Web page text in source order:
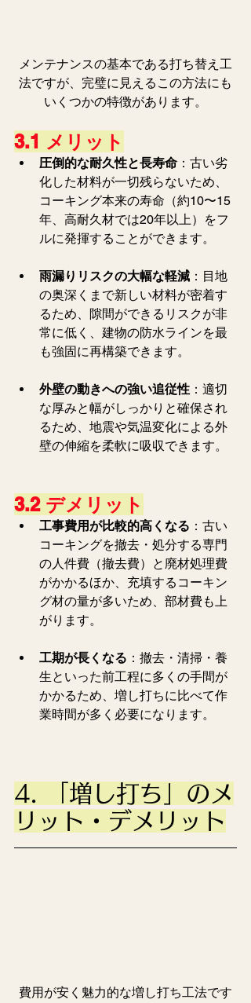
メンテナンスの基本である打ち替え工
法ですが、完璧に見えるこの方法にも
いくつかの特徴があります。
3.1 メリット
圧倒的な耐久性と長寿命 ：古い劣
化した材料が一切残らないため、
コーキング本来の寿命（約10〜15
年、高耐久材では20年以上）をフ
ルに発揮することができます。
雨漏りリスクの大幅な軽減 ：目地
の奥深くまで新しい材料が密着す
るため、隙間ができるリスクが非
常に低く、建物の防水ラインを最
も強固に再構築できます。
外壁の動きへの強い追従性 ：適切
な厚みと幅がしっかりと確保され
るため、地震や気温変化による外
壁の伸縮を柔軟に吸収できます。
3.2 デメリット
工事費用が比較的高くなる ：古い
コーキングを撤去・処分する専門
の人件費（撤去費）と廃材処理費
がかかるほか、充填するコーキン
グ材の量が多いため、部材費も上
がります。
工期が長くなる ：撤去・清掃・養
生といった前工程に多くの手間が
かかるため、増し打ちに比べて作
業時間が多く必要になります。
4. 「増し打ち」のメ
リット・デメリット
費用が安く魅力的な増し打ち工法です